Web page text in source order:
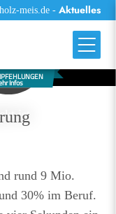
meis.de- Aktuelles
Infos
ist
rund 9 Mio.
30% im Beruf.